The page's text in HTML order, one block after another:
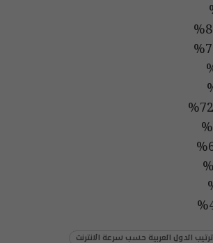
ترتيب الدول العربية حسب سرعة الانترنت